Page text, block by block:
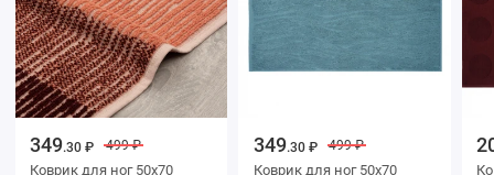
349.30 ₽ 499 ₽
Коврик для ног 50х70
349.30 ₽ 499 ₽
Коврик для ног 50х70